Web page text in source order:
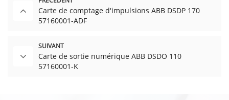
Carte de comptage d'impulsions ABB DSDP 170
57160001-ADF
SUIVANT
Carte de sortie numérique ABB DSDO 110
57160001-K